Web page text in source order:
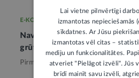
E-KONSULTĀCIJA
Nav iespējams atteikties no
grūtības viņa audzināšanā
Pirms mēneša, Tieslietas
Lai vietne pilnvērtīgi
izmantotas nepieciešamās
sīkdatnes. Ar Jūsu
izmantotas vēl citas –
mediju un funkcionalitātes.
atveriet "Pielāgot izvēli". Jūs
brīdī mainīt savu izvēli,